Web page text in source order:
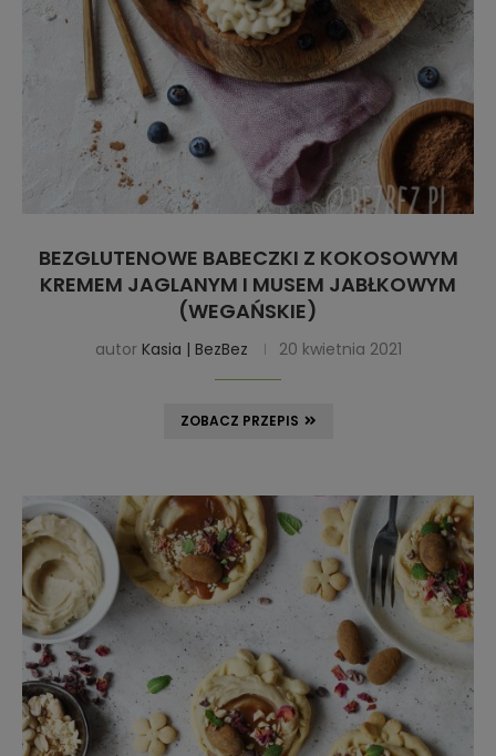
BEZGLUTENOWE BABECZKI Z KOKOSOWYM
KREMEM JAGLANYM I MUSEM JABŁKOWYM
(WEGAŃSKIE)
autor Kasia | BezBez 20 kwietnia 2021
ZOBACZ PRZEPIS